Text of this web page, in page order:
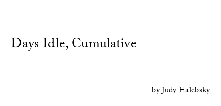
Days Idle, Cumulative
byJudy Halebsky